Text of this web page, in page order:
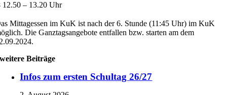
12.50 – 13.20 Uhr
Mittagessen im KuK ist nach der 6. Stunde (11:45 Uhr) im KuK
Die Ganztagsangebote entfallen bzw. starten am dem
weitere Beiträge
Infos zum ersten Schultag 26/27